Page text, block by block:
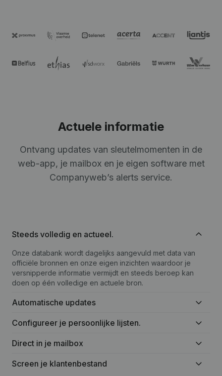
Actuele informatie
Ontvang updates van sleutelmomenten in de
web-app, je mailbox en je eigen software met
Companyweb’s alerts service.
Steeds volledig en actueel.
Onze databank wordt dagelijks aangevuld met data van
officiële bronnen en onze eigen inzichten waardoor je
versnipperde informatie vermijdt en steeds beroep kan
doen op één volledige en actuele bron.
Automatische updates
Configureer je persoonlijke lijsten.
Direct in je mailbox
Screen je klantenbestand